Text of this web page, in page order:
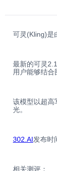
可灵(Kling)是
最新的可灵
用户能够结
该模型以超高
光。
302.AI发布时
相关测评：